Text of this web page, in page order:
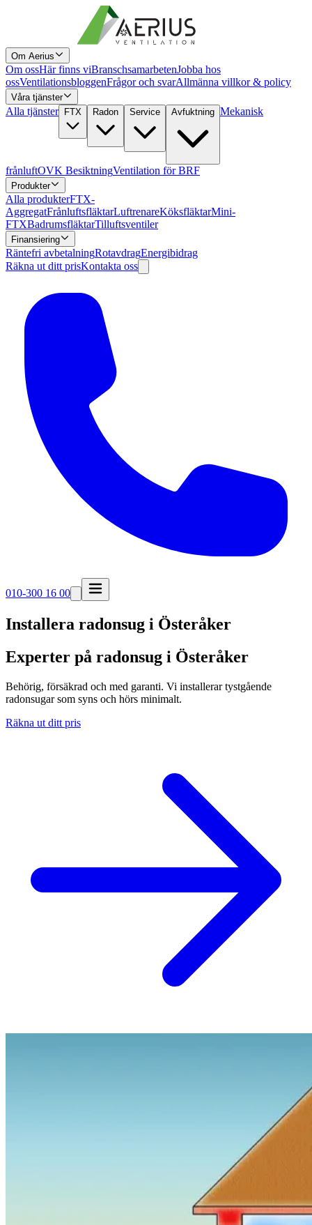
Om Aerius
Om ossHär finns viBranschsamarbetenJobba hos
ossVentilationsbloggenFrågor och svarAllmänna villkor & policy
Våra tjänster
Alla tjänster FTX Radon Service Avfuktning Mekanisk
frånluftOVK BesiktningVentilation för BRF
Produkter
Alla produkterFTX-
AggregatFrånluftsfläktarLuftrenareKöksfläktarMini-
FTXBadrumsfläktarTilluftsventiler
Finansiering
Räntefri avbetalningRotavdragEnergibidrag
Räkna ut ditt prisKontakta oss
010-300 16 00
Installera radonsug i Österåker
Experter på radonsug i Österåker
Behörig, försäkrad och med garanti. Vi installerar tystgående
radonsugar som syns och hörs minimalt.
Räkna ut ditt pris